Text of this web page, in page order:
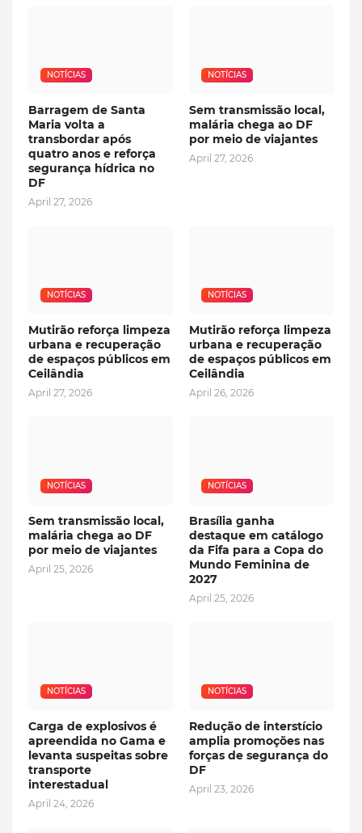
NOTÍCIAS
Barragem de Santa
Maria volta a
transbordar após
quatro anos e reforça
segurança hídrica no
DF
April 27, 2026
NOTÍCIAS
Sem transmissão local,
malária chega ao DF
por meio de viajantes
April 27, 2026
NOTÍCIAS
Mutirão reforça limpeza
urbana e recuperação
de espaços públicos em
Ceilândia
April 27, 2026
NOTÍCIAS
Mutirão reforça limpeza
urbana e recuperação
de espaços públicos em
Ceilândia
April 26, 2026
NOTÍCIAS
Sem transmissão local,
malária chega ao DF
por meio de viajantes
April 25, 2026
NOTÍCIAS
Brasília ganha
destaque em catálogo
da Fifa para a Copa do
Mundo Feminina de
2027
April 25, 2026
NOTÍCIAS
Carga de explosivos é
apreendida no Gama e
levanta suspeitas sobre
transporte
interestadual
April 24, 2026
NOTÍCIAS
Redução de interstício
amplia promoções nas
forças de segurança do
DF
April 23, 2026